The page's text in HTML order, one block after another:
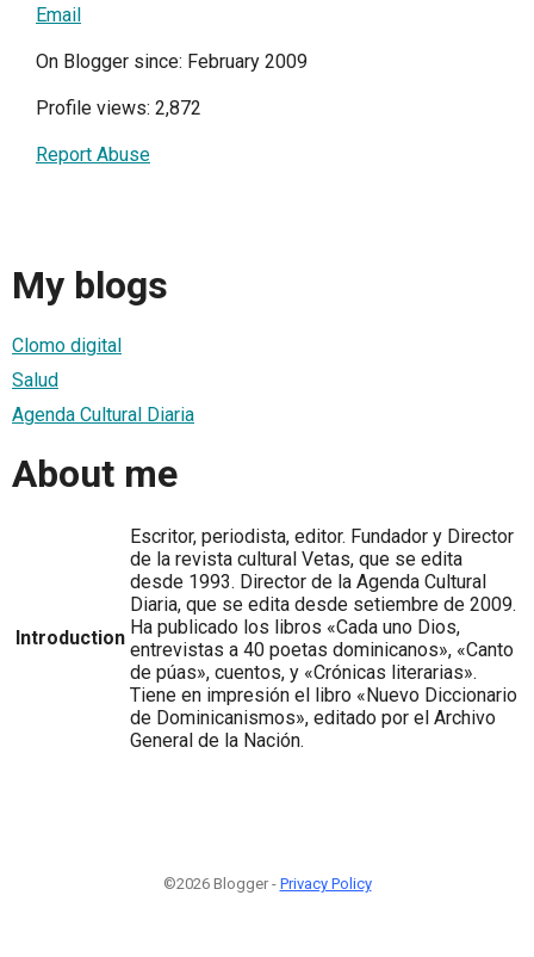
Email
On Blogger since: February 2009
Profile views: 2,872
Report Abuse
My blogs
Clomo digital
Salud
Agenda Cultural Diaria
About me
Introduction
Escritor, periodista, editor. Fundador y Director
de la revista cultural Vetas, que se edita
desde 1993. Director de la Agenda Cultural
Diaria, que se edita desde setiembre de 2009.
Ha publicado los libros «Cada uno Dios,
entrevistas a 40 poetas dominicanos», «Canto
de púas», cuentos, y «Crónicas literarias».
Tiene en impresión el libro «Nuevo Diccionario
de Dominicanismos», editado por el Archivo
General de la Nación.
©2026 Blogger - Privacy Policy